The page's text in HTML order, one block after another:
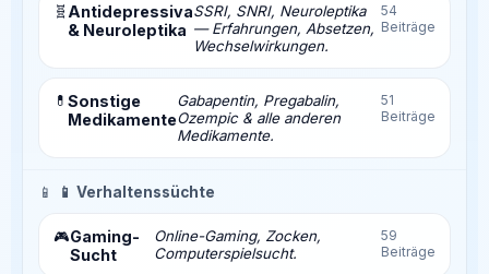
🧬 Antidepressiva
& Neuroleptika
SSRI, SNRI, Neuroleptika
— Erfahrungen, Absetzen,
Wechselwirkungen.
54
Beiträge
💊 Sonstige
Medikamente
Gabapentin, Pregabalin,
Ozempic & alle anderen
Medikamente.
51
Beiträge
📱 📱 Verhaltenssüchte
🎮Gaming-
Sucht
Online-Gaming, Zocken,
Computerspielsucht.
59
Beiträge